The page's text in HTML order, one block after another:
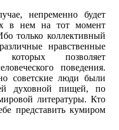
непременно будет
в нем на тот момент
только коллективный
нравственные
которых позволяет
поведения.
советские люди были
духовной пищей, по
литературы. Кто
представить кумиром